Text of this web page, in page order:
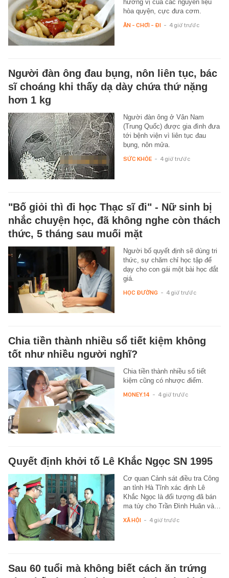
hương vị của các nguyên liệu
hòa quyện, cực đưa cơm.
ĂN - CHƠI - ĐI - 4 giờ trước
Người đàn ông đau bụng, nôn liên tục, bác
sĩ choáng khi thấy dạ dày chứa thứ nặng
hơn 1 kg
Người đàn ông ở Vân Nam
(Trung Quốc) được gia đình đưa
tới bệnh viện vì liên tục đau
bụng, nôn mửa.
SỨC KHỎE - 4 giờ trước
"Bố giỏi thì đi học Thạc sĩ đi" - Nữ sinh bị
nhắc chuyện học, đã không nghe còn thách
thức, 5 tháng sau muối mặt
Người bố quyết định sẽ dùng tri
thức, sự chăm chỉ học tập để
dạy cho con gái một bài học đắt
giá.
HỌC ĐƯỜNG - 4 giờ trước
Chia tiền thành nhiều sổ tiết kiệm không
tốt như nhiều người nghĩ?
Chia tiền thành nhiều sổ tiết
kiệm cũng có nhược điểm.
MONEY.14 - 4 giờ trước
Quyết định khởi tố Lê Khắc Ngọc SN 1995
Cơ quan Cảnh sát điều tra Công
an tỉnh Hà Tĩnh xác định Lê
Khắc Ngọc là đối tượng đã bán
ma túy cho Trần Đình Huân và…
XÃ HỘI - 4 giờ trước
Sau 60 tuổi mà không biết cách ăn trứng